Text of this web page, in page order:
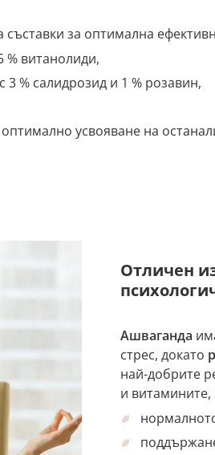
за оптимална
% витанолиди,
3 % салидрозид и 1 % розавин,
усвояване на
Отличен
Ашваганда
стрес, докато
най-добрите
и витамините,